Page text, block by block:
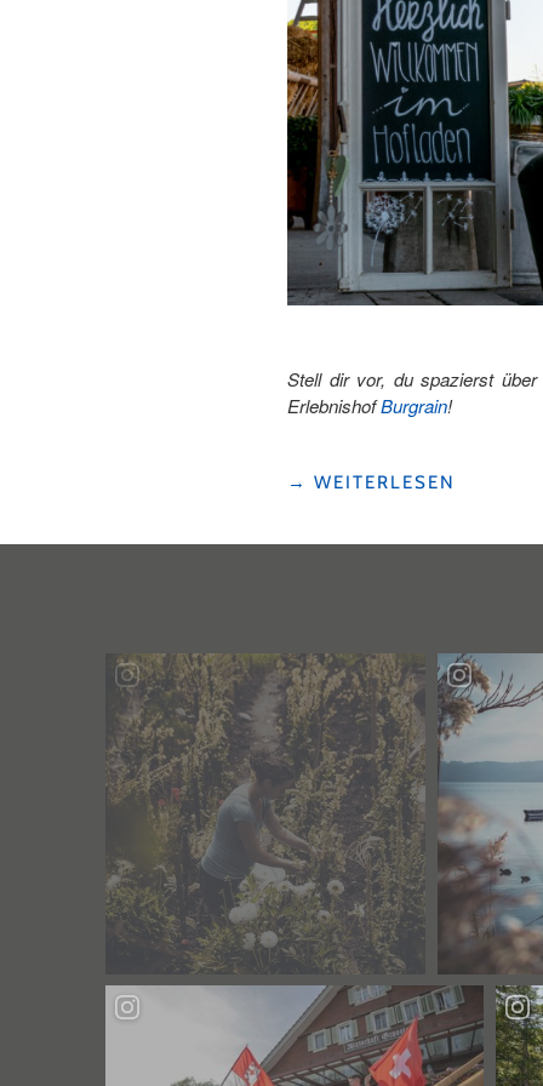
Stell dir vor, du spazierst
ErlebnishofBurgrain!
"AUF
BIOHOF
DER
BESONDEREN
ART"
→ WEITERLESEN